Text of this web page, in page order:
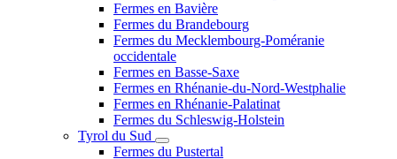
Fermes en Bavière
Fermes du Brandebourg
Fermes du Mecklembourg-Poméranie
occidentale
Fermes en Basse-Saxe
Fermes en Rhénanie-du-Nord-Westphalie
Fermes en Rhénanie-Palatinat
Fermes du Schleswig-Holstein
Tyrol du Sud
Fermes du Pustertal